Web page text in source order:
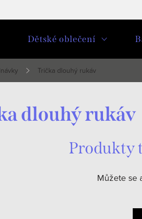
Dětské oblečení
Trička dlouhý rukáv
dlouhý rukáv
Produkty
Můžete se